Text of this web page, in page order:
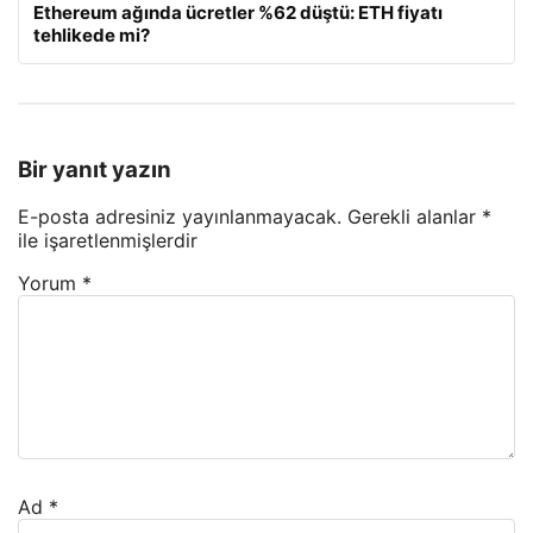
Ethereum ağında ücretler %62 düştü: ETH fiyatı
tehlikede mi?
Bir yanıt yazın
E-posta adresiniz yayınlanmayacak. Gerekli alanlar *
ile işaretlenmişlerdir
Yorum *
Ad *